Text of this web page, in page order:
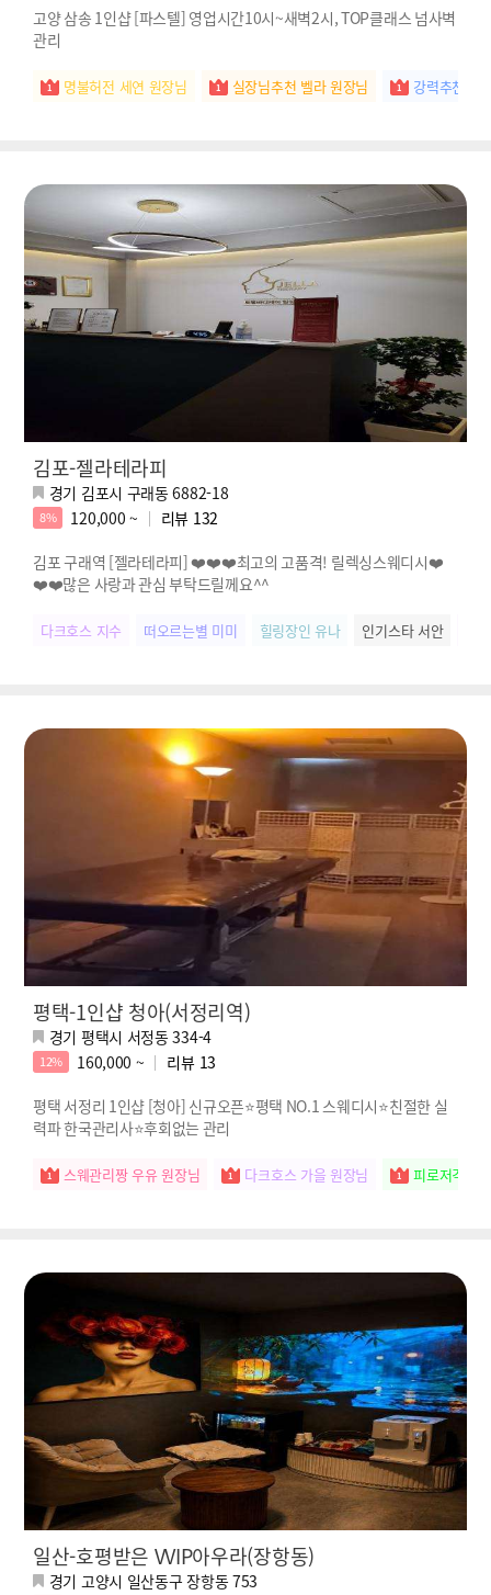
고양 삼송 1인샵 [파스텔] 영업시간10시~새벽2시, TOP클래스 넘사벽
관리
명불허전 세연 원장님 실장님추천 벨라 원장님 강력추천 새
김포-젤라테라피
경기 김포시 구래동 6882-18
8% 120,000 ~ 리뷰 132
김포 구래역 [젤라테라피] ❤️❤️❤️최고의 고품격! 릴렉싱스웨디시❤️
❤️❤️많은 사랑과 관심 부탁드릴께요^^
다크호스 지수 떠오르는별 미미 힐링장인 유나 인기스타 서안
평택-1인샵 청아(서정리역)
경기 평택시 서정동 334-4
12% 160,000 ~ 리뷰 13
평택 서정리 1인샵 [청아] 신규오픈⭐평택 NO.1 스웨디시⭐친절한 실
력파 한국관리사⭐후회없는 관리
스웨관리짱 우유 원장님 다크호스 가을 원장님 피로저격수
일산-호평받은 VVIP아우라(장항동)
경기 고양시 일산동구 장항동 753